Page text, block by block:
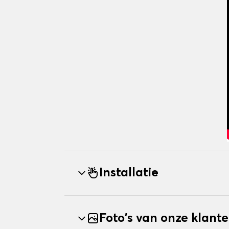
Installatie
Foto's van onze